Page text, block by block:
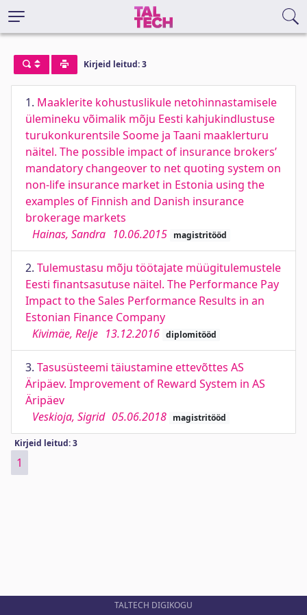
Kirjeid leitud: 3
1. Maaklerite kohustuslikule netohinnastamisele
ülemineku võimalik mõju Eesti kahjukindlustuse
turukonkurentsile Soome ja Taani maaklerturu
näitel. The possible impact of insurance brokers’
mandatory changeover to net quoting system on
non-life insurance market in Estonia using the
examples of Finnish and Danish insurance
brokerage markets
Hainas, Sandra 10.06.2015 magistritööd
2. Tulemustasu mõju töötajate müügitulemustele
Eesti finantsasutuse näitel. The Performance Pay
Impact to the Sales Performance Results in an
Estonian Finance Company
Kivimäe, Relje 13.12.2016 diplomitööd
3. Tasusüsteemi täiustamine ettevõttes AS
Äripäev. Improvement of Reward System in AS
Äripäev
Veskioja, Sigrid 05.06.2018 magistritööd
Kirjeid leitud: 3
1
TALTECH DIGIKOGU